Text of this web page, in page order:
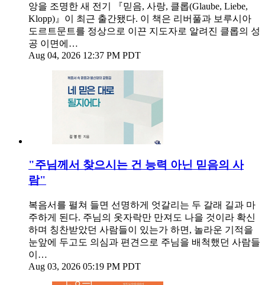
앙을 조명한 새 전기 『믿음, 사랑, 클롭(Glaube, Liebe,
Klopp)』이 최근 출간됐다. 이 책은 리버풀과 보루시아
도르트문트를 정상으로 이끈 지도자로 알려진 클롭의 성
공 이면에…
Aug 04, 2026 12:37 PM PDT
"주님께서 찾으시는 건 능력 아닌 믿음의 사
람"
복음서를 펼쳐 들면 선명하게 엇갈리는 두 갈래 길과 마
주하게 된다. 주님의 옷자락만 만져도 나을 것이라 확신
하며 칭찬받았던 사람들이 있는가 하면, 놀라운 기적을
눈앞에 두고도 의심과 편견으로 주님을 배척했던 사람들
이…
Aug 03, 2026 05:19 PM PDT